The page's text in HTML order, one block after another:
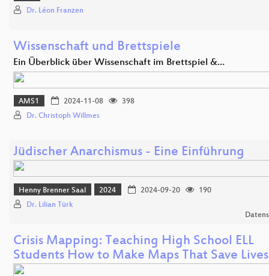
Dr. Léon Franzen
Wissenschaft und Brettspiele
Ein Überblick über Wissenschaft im Brettspiel &…
AMS1 2024-11-08
398
Dr. Christoph Willmes
Jüdischer Anarchismus - Eine Einführung
Henny Brenner Saal 2024 2024-09-20
190
Dr. Lilian Türk
Crisis Mapping: Teaching High School ELL
Students How to Make Maps That Save Lives